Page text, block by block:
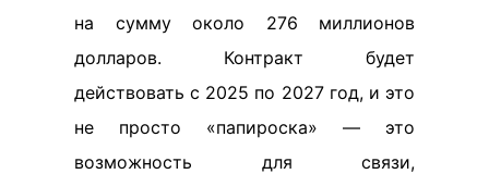
на сумму около 276 миллионов
долларов. Контракт будет
действовать с 2025 по 2027 год, и это
не просто «папироска» — это
возможность для связи,